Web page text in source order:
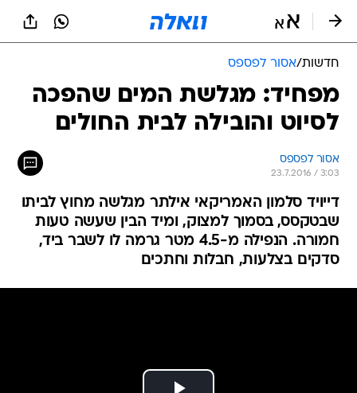
חדשות/אסור לפספס
מפחיד: מגלשת המים שהפכה
לסיוט והובילה לבית החולים
אסור לפספס
23.7.2016 / 3:03
דייויד סלמון האמריקאי אילתר מגלשה מחוץ לביתו
שבטקסס, בסמוך למצוק, ומיד הבין שעשה טעות
חמורה. הנפילה מ-4.5 מטר גרמה לו לשבר ביד,
סדקים בצלעות, חבלות וחתכים